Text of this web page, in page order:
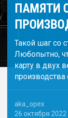
ПАМЯТИ
Такой шаг со
Любопытно,
карту в двух
производства
aka_opex
26 октября 2022